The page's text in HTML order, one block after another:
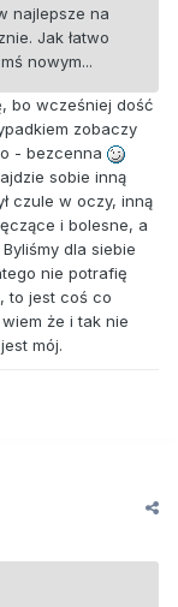
najlepsze na
Jak łatwo
nowym...
bo wcześniej dość
zobaczy
- bezcenna
sobie inną
czule w oczy, inną
i bolesne, a
dla siebie
nie potrafię
to jest coś co
że i tak nie
mój.